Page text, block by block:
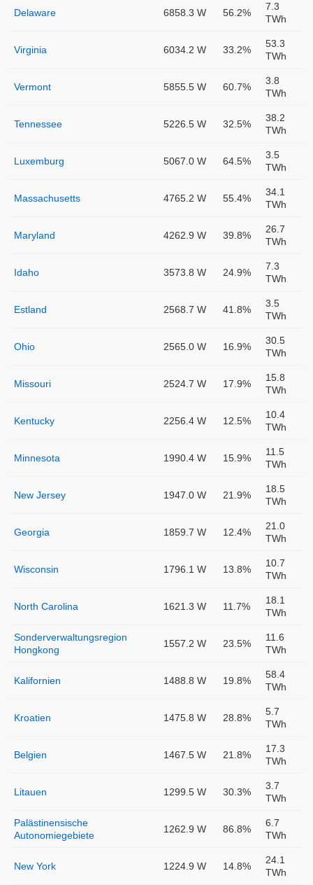
Delaware 6858.3 W 56.2%
7.3
TWh
Virginia 6034.2 W 33.2%
53.3
TWh
Vermont 5855.5 W 60.7%
3.8
TWh
Tennessee 5226.5 W 32.5%
38.2
TWh
Luxemburg 5067.0 W 64.5%
3.5
TWh
Massachusetts 4765.2 W 55.4%
34.1
TWh
Maryland 4262.9 W 39.8%
26.7
TWh
Idaho 3573.8 W 24.9%
7.3
TWh
Estland 2568.7 W 41.8%
3.5
TWh
Ohio 2565.0 W 16.9%
30.5
TWh
Missouri 2524.7 W 17.9%
15.8
TWh
Kentucky 2256.4 W 12.5%
10.4
TWh
Minnesota 1990.4 W 15.9%
11.5
TWh
New Jersey 1947.0 W 21.9%
18.5
TWh
Georgia 1859.7 W 12.4%
21.0
TWh
Wisconsin 1796.1 W 13.8%
10.7
TWh
North Carolina 1621.3 W 11.7%
18.1
TWh
Sonderverwaltungsregion
Hongkong
1557.2 W 23.5%
11.6
TWh
Kalifornien 1488.8 W 19.8%
58.4
TWh
Kroatien 1475.8 W 28.8%
5.7
TWh
Belgien 1467.5 W 21.8%
17.3
TWh
Litauen 1299.5 W 30.3%
3.7
TWh
Palästinensische
Autonomiegebiete
1262.9 W 86.8%
6.7
TWh
New York 1224.9 W 14.8%
24.1
TWh